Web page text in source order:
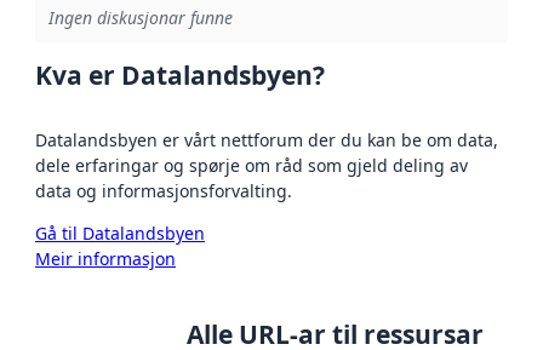
Ingen diskusjonar funne
Kva er Datalandsbyen?
Datalandsbyen er vårt nettforum der du kan be om data,
dele erfaringar og spørje om råd som gjeld deling av
data og informasjonsforvalting.
Gå til Datalandsbyen
Meir informasjon
Alle URL-ar til ressursar